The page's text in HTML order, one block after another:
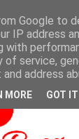
Google to
IP address
with
service,
address
MORE GOT IT